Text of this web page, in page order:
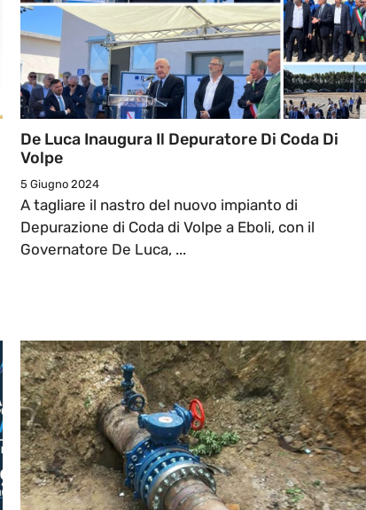
De Luca Inaugura Il Depuratore Di Coda Di
Volpe
5 Giugno 2024
A tagliare il nastro del nuovo impianto di
Depurazione di Coda di Volpe a Eboli, con il
Governatore De Luca, ...